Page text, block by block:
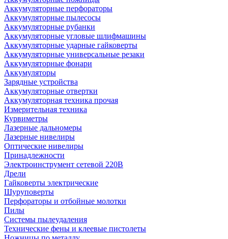
Аккумуляторные перфораторы
Аккумуляторные пылесосы
Аккумуляторные рубанки
Аккумуляторные угловые шлифмашины
Аккумуляторные ударные гайковерты
Аккумуляторные универсальные резаки
Аккумуляторные фонари
Аккумуляторы
Зарядные устройства
Аккумуляторные отвертки
Аккумуляторная техника прочая
Измерительная техника
Курвиметры
Лазерные дальномеры
Лазерные нивелиры
Оптические нивелиры
Принадлежности
Электроинструмент сетевой 220В
Дрели
Гайковерты электрические
Шуруповерты
Перфораторы и отбойные молотки
Пилы
Системы пылеудаления
Технические фены и клеевые пистолеты